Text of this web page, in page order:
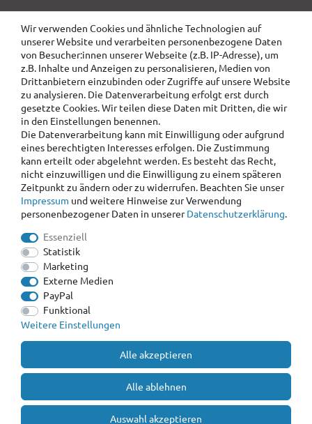
Wir verwenden Cookies und ähnliche Technologien auf
unserer Website und verarbeiten personenbezogene Daten
von Besucher:innen unserer Webseite (z.B. IP-Adresse), um
z.B. Inhalte und Anzeigen zu personalisieren, Medien von
Drittanbietern einzubinden oder Zugriffe auf unsere Website
zu analysieren. Die Datenverarbeitung erfolgt erst durch
gesetzte Cookies. Wir teilen diese Daten mit Dritten, die wir
in den Einstellungen benennen.
Die Datenverarbeitung kann mit Einwilligung oder aufgrund
eines berechtigten Interesses erfolgen. Die Zustimmung
kann erteilt oder abgelehnt werden. Es besteht das Recht,
nicht einzuwilligen und die Einwilligung zu einem späteren
Zeitpunkt zu ändern oder zu widerrufen. Beachten Sie unser
Impressum und weitere Hinweise zur Verwendung
personenbezogener Daten in unsererDaten­schutz­erklärung.
Essenziell
Statistik
Marketing
Externe Medien
PayPal
Funktional
Weitere Einstellungen
Alle akzeptieren
Alle ablehnen
Auswahl akzeptieren